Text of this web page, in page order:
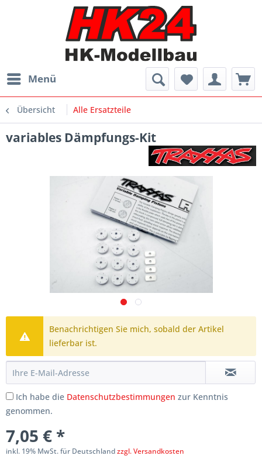
Menü
Übersicht Alle Ersatzteile
variables Dämpfungs-Kit
Benachrichtigen Sie mich, sobald der Artikel
lieferbar ist.
Ich habe die Datenschutzbestimmungen zur Kenntnis
genommen.
7,05 € *
inkl. 19% MwSt. für Deutschlandzzgl. Versandkosten